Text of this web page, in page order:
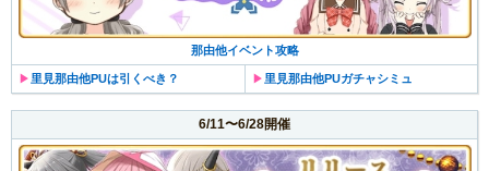
那由他イベント攻略
▶︎ 里見那由他PUは引くべき？ ▶︎ 里見那由他PUガチャシミュ
6/11〜6/28開催